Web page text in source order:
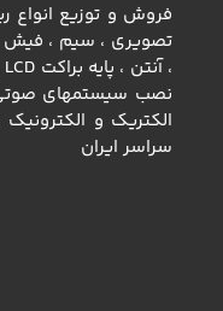
فروش و توزیع
تصویری ، سيم ، فيش ،
نصب سيستمهاي
الكتريك و
سراسر ايران